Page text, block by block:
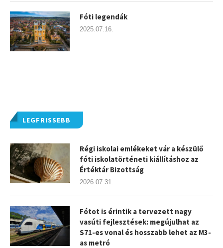
LEGFRISSEBB
Régi iskolai emlékeket vár a készülő
fóti iskolatörténeti kiállításhoz az
Értéktár Bizottság
2026.07.31.
Fótot is érintik a tervezett nagy
vasúti fejlesztések: megújulhat az
S71-es vonal és hosszabb lehet az M3-
as metró
Fóti legendák
2025.07.16.